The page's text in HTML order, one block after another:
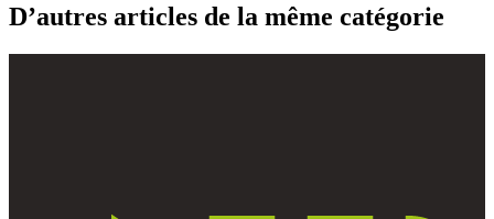
D’autres articles de la même catégorie